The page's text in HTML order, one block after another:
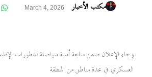
مكتب الأخبار March 4, 2026
وجاء الإعلان ضمن متابعة أمنية متواصلة للتطورات
العسكري في عدة مناطق من المنطقة